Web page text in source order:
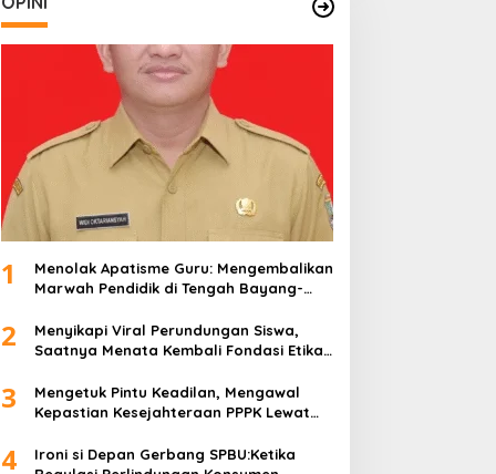
1
Menolak Apatisme Guru: Mengembalikan
Marwah Pendidik di Tengah Bayang-
2
Menyikapi Viral Perundungan Siswa,
Saatnya Menata Kembali Fondasi Etika
3
Mengetuk Pintu Keadilan, Mengawal
Kepastian Kesejahteraan PPPK Lewat
4
Ironi si Depan Gerbang SPBU:Ketika